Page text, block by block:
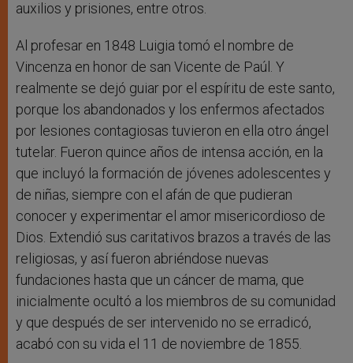
auxilios y prisiones, entre otros.
Al profesar en 1848 Luigia tomó el nombre de
Vincenza en honor de san Vicente de Paúl. Y
realmente se dejó guiar por el espíritu de este santo,
porque los abandonados y los enfermos afectados
por lesiones contagiosas tuvieron en ella otro ángel
tutelar. Fueron quince años de intensa acción, en la
que incluyó la formación de jóvenes adolescentes y
de niñas, siempre con el afán de que pudieran
conocer y experimentar el amor misericordioso de
Dios. Extendió sus caritativos brazos a través de las
religiosas, y así fueron abriéndose nuevas
fundaciones hasta que un cáncer de mama, que
inicialmente ocultó a los miembros de su comunidad
y que después de ser intervenido no se erradicó,
acabó con su vida el 11 de noviembre de 1855.